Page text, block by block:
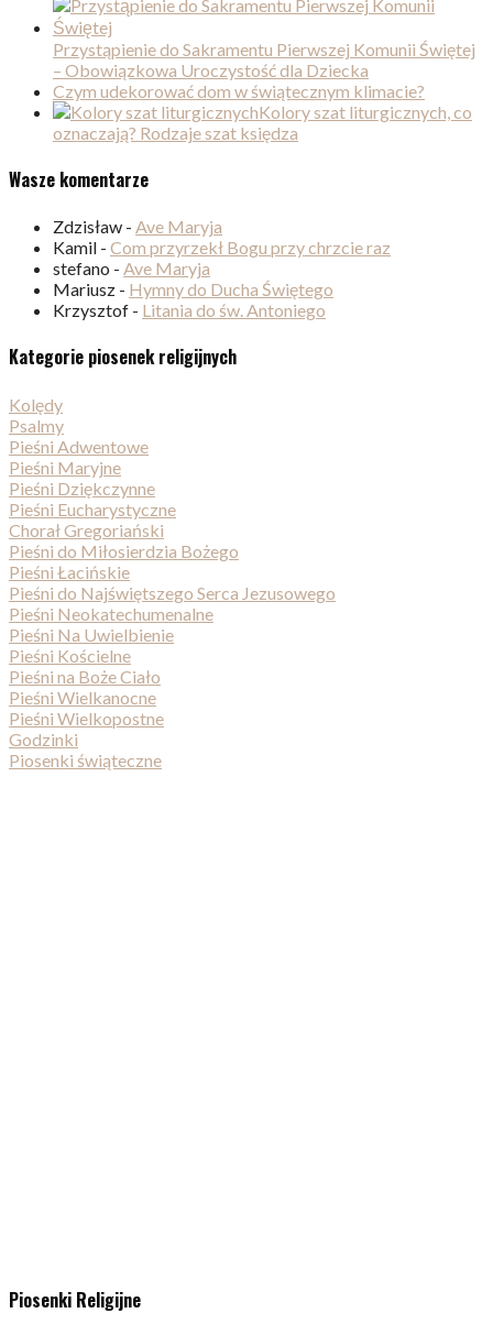
Przystąpienie do Sakramentu Pierwszej Komunii Świętej
– Obowiązkowa Uroczystość dla Dziecka
Czym udekorować dom w świątecznym klimacie?
Kolory szat liturgicznych, co
oznaczają? Rodzaje szat księdza
Wasze komentarze
Zdzisław - Ave Maryja
Kamil - Com przyrzekł Bogu przy chrzcie raz
stefano - Ave Maryja
Mariusz - Hymny do Ducha Świętego
Krzysztof - Litania do św. Antoniego
Kategorie piosenek religijnych
Kolędy
Psalmy
Pieśni Adwentowe
Pieśni Maryjne
Pieśni Dziękczynne
Pieśni Eucharystyczne
Chorał Gregoriański
Pieśni do Miłosierdzia Bożego
Pieśni Łacińskie
Pieśni do Najświętszego Serca Jezusowego
Pieśni Neokatechumenalne
Pieśni Na Uwielbienie
Pieśni Kościelne
Pieśni na Boże Ciało
Pieśni Wielkanocne
Pieśni Wielkopostne
Godzinki
Piosenki świąteczne
Piosenki Religijne